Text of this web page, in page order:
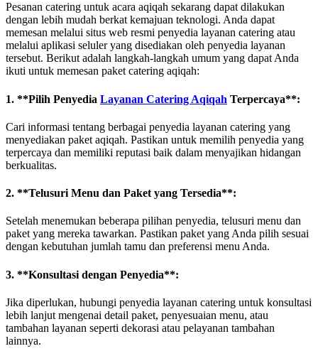
Pesanan catering untuk acara aqiqah sekarang dapat dilakukan
dengan lebih mudah berkat kemajuan teknologi. Anda dapat
memesan melalui situs web resmi penyedia layanan catering atau
melalui aplikasi seluler yang disediakan oleh penyedia layanan
tersebut. Berikut adalah langkah-langkah umum yang dapat Anda
ikuti untuk memesan paket catering aqiqah:
1. **Pilih Penyedia Layanan Catering Aqiqah Terpercaya**:
Cari informasi tentang berbagai penyedia layanan catering yang
menyediakan paket aqiqah. Pastikan untuk memilih penyedia yang
terpercaya dan memiliki reputasi baik dalam menyajikan hidangan
berkualitas.
2. **Telusuri Menu dan Paket yang Tersedia**:
Setelah menemukan beberapa pilihan penyedia, telusuri menu dan
paket yang mereka tawarkan. Pastikan paket yang Anda pilih sesuai
dengan kebutuhan jumlah tamu dan preferensi menu Anda.
3. **Konsultasi dengan Penyedia**:
Jika diperlukan, hubungi penyedia layanan catering untuk konsultasi
lebih lanjut mengenai detail paket, penyesuaian menu, atau
tambahan layanan seperti dekorasi atau pelayanan tambahan
lainnya.